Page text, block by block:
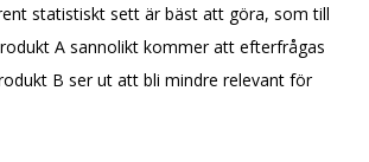
statistiskt sett är bäst att göra, som till
A sannolikt kommer att efterfrågas
B ser ut att bli mindre relevant för